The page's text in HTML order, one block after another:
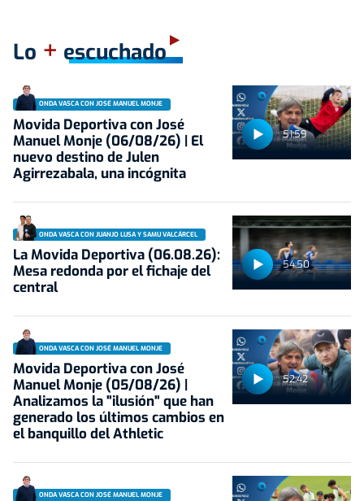
Lo + escuchado
51:59
ONDA VASCA CON JOSÉ MANUEL MONJE
Movida Deportiva con José
Manuel Monje (06/08/26) | El
nuevo destino de Julen
Agirrezabala, una incógnita
54:50
ONDA VASCA CON JUANJO LUSA Y SAMU VALCÁRCEL
La Movida Deportiva (06.08.26):
Mesa redonda por el fichaje del
central
52:42
ONDA VASCA CON JOSÉ MANUEL MONJE
Movida Deportiva con José
Manuel Monje (05/08/26) |
Analizamos la "ilusión" que han
generado los últimos cambios en
el banquillo del Athletic
ONDA VASCA CON JOSÉ MANUEL MONJE